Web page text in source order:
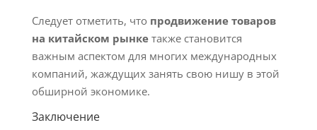
Следует отметить, что продвижение товаров
на китайском рынкетакже становится
важным аспектом для многих международных
компаний, жаждущих занять свою нишу в этой
обширной экономике.
Заключение